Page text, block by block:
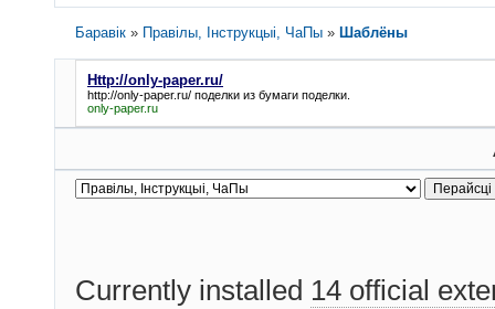
Баравік » Правілы, Інструкцыі, ЧаПы » Шаблёны
Http://only-paper.ru/
http://only-paper.ru/ поделки из бумаги поделки.
only-paper.ru
Currently installed 14 official